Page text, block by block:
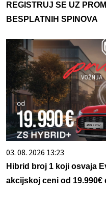
REGISTRUJ SE UZ
BESPLATNIH SPINOVA
03. 08. 2026 13:23
Hibrid broj 1 koji osvaja
akcijskoj ceni od 19.990€